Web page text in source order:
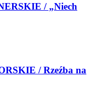
/ „Niech
/ Rzeźba na